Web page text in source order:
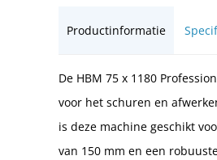
Productinformatie
De HBM 75 x 1180
voor het schuren en
is deze machine geschikt
van 150 mm en een